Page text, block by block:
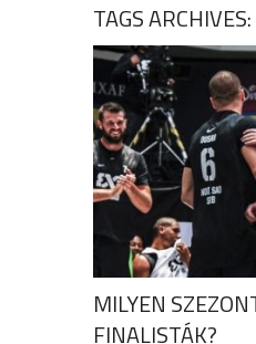
TAGS
MILYEN
FINALISTÁK?